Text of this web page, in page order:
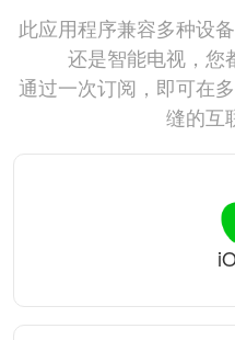
此应用程序兼容多种设
还是智能电视，您
通过一次订阅，即可在
缝的互